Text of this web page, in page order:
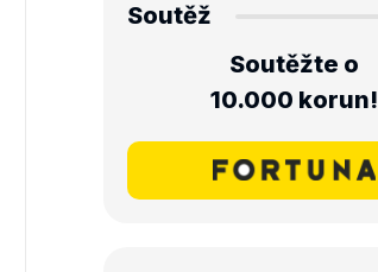
Soutěž
Soutěžte o
10.000 korun!